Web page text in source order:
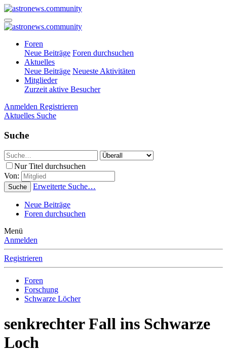
Foren
Neue Beiträge Foren durchsuchen
Aktuelles
Neue Beiträge Neueste Aktivitäten
Mitglieder
Zurzeit aktive Besucher
Anmelden Registrieren
Aktuelles Suche
Suche
Nur Titel durchsuchen
Von:
Suche Erweiterte Suche…
Neue Beiträge
Foren durchsuchen
Menü
Anmelden
Registrieren
Foren
Forschung
Schwarze Löcher
senkrechter Fall ins Schwarze
Loch